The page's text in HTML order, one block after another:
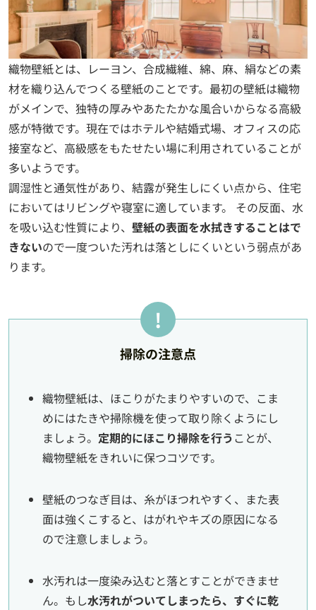
織物壁紙とは、レーヨン、合成繊維、綿、麻、絹などの素
材を織り込んでつくる壁紙のことです。最初の壁紙は織物
がメインで、独特の厚みやあたたかな風合いからなる高級
感が特徴です。現在ではホテルや結婚式場、オフィスの応
接室など、高級感をもたせたい場に利用されていることが
多いようです。
調湿性と通気性があり、結露が発生しにくい点から、住宅
においてはリビングや寝室に適しています。 その反面、水
を吸い込む性質により、 壁紙の表面を水拭きすることはで
きないので一度ついた汚れは落としにくいという弱点があ
ります。
掃除の注意点
織物壁紙は、ほこりがたまりやすいので、こま
めにはたきや掃除機を使って取り除くようにし
ましょう。 定期的にほこり掃除を行うことが、
織物壁紙をきれいに保つコツです。
壁紙のつなぎ目は、糸がほつれやすく、また表
面は強くこすると、はがれやキズの原因になる
ので注意しましょう。
水汚れは一度染み込むと落とすことができませ
ん。もし水汚れがついてしまったら、すぐに乾